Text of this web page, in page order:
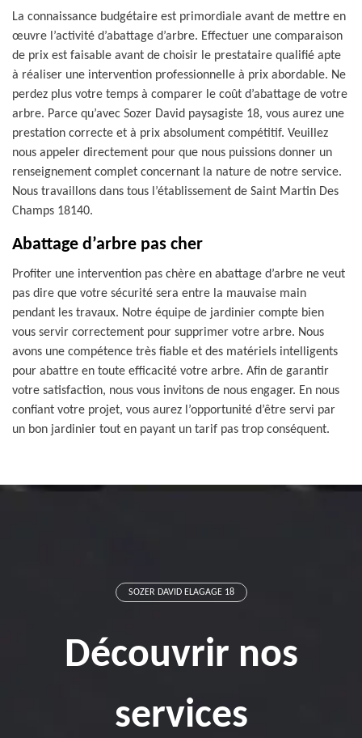
La connaissance budgétaire est primordiale avant de mettre en
œuvre l’activité d’abattage d’arbre. Effectuer une comparaison
de prix est faisable avant de choisir le prestataire qualifié apte
à réaliser une intervention professionnelle à prix abordable. Ne
perdez plus votre temps à comparer le coût d’abattage de votre
arbre. Parce qu’avec Sozer David paysagiste 18, vous aurez une
prestation correcte et à prix absolument compétitif. Veuillez
nous appeler directement pour que nous puissions donner un
renseignement complet concernant la nature de notre service.
Nous travaillons dans tous l’établissement de Saint Martin Des
Champs 18140.
Abattage d’arbre pas cher
Profiter une intervention pas chère en abattage d’arbre ne veut
pas dire que votre sécurité sera entre la mauvaise main
pendant les travaux. Notre équipe de jardinier compte bien
vous servir correctement pour supprimer votre arbre. Nous
avons une compétence très fiable et des matériels intelligents
pour abattre en toute efficacité votre arbre. Afin de garantir
votre satisfaction, nous vous invitons de nous engager. En nous
confiant votre projet, vous aurez l’opportunité d’être servi par
un bon jardinier tout en payant un tarif pas trop conséquent.
SOZER DAVID ELAGAGE 18
Découvrir nos
services